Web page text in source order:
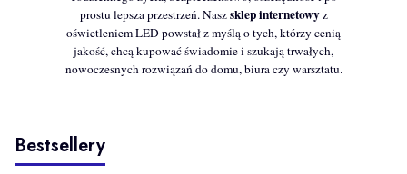
prostu lepsza przestrzeń. Naszsklep internetowyz
oświetleniem LED powstał z myślą o tych, którzy cenią
jakość, chcą kupować świadomie i szukają trwałych,
nowoczesnych rozwiązań do domu, biura czy warsztatu.
Bestsellery